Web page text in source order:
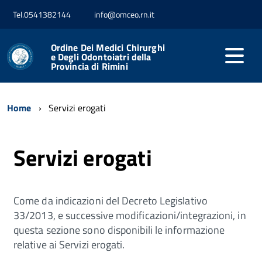
Tel.0541382144 info@omceo.rn.it
Ordine Dei Medici Chirurghi
e Degli Odontoiatri della
Provincia di Rimini
Home Servizi erogati
Servizi erogati
Come da indicazioni del Decreto Legislativo
33/2013, e successive modificazioni/integrazioni, in
questa sezione sono disponibili le informazione
relative ai Servizi erogati.